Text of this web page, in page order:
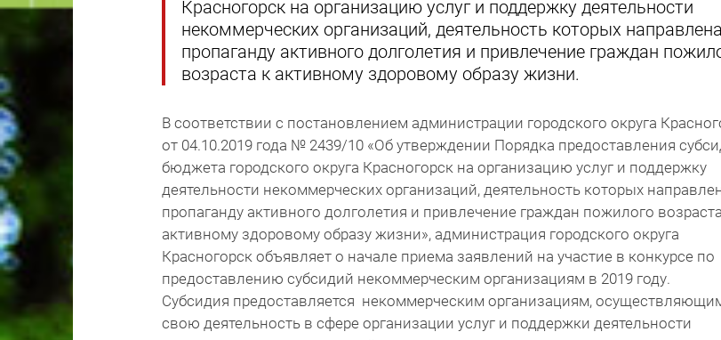
Красногорск на организацию услуг и поддержку деятельности
некоммерческих организаций, деятельность которых
пропаганду активного долголетия и привлечение граждан
возраста к активному здоровому образу жизни.
В соответствии с постановлением администрации городского округа
от 04.10.2019 года № 2439/10 «Об утверждении Порядка предоставления
бюджета городского округа Красногорск на организацию услуг и поддержку
деятельности некоммерческих организаций, деятельность которых
пропаганду активного долголетия и привлечение граждан пожилого
активному здоровому образу жизни», администрация городского округа
Красногорск объявляет о начале приема заявлений на участие в конкурсе по
предоставлению субсидий некоммерческим организациям в 2019 году.
Субсидия предоставляется некоммерческим организациям,
свою деятельность в сфере организации услуг и поддержки деятельности